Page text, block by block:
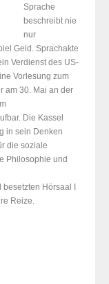
Sprache
beschreibt nie
nur
Geld. Sprachakte
Verdienst des US-
Vorlesung zum
am 30. Mai an der
Die Kassel
in sein Denken
die soziale
Philosophie und
besetzten Hörsaal I
Reize.